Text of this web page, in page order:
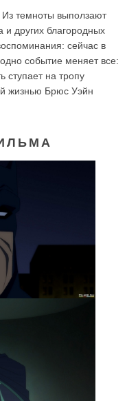
Из темноты выползают
и других благородных
сейчас в
событие меняет все:
ступает на тропу
жизнью Брюс Уэйн